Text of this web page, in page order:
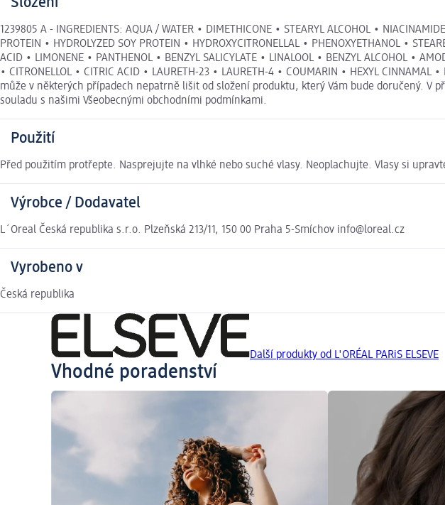
1239805 A - INGREDIENTS: AQUA / WATER • DIMETHICONE • STEARYL ALCOHOL •
PROTEIN • HYDROLYZED SOY PROTEIN • HYDROXYCITRONELLAL • PHENOXYETHANOL •
ACID • LIMONENE • PANTHENOL • BENZYL SALICYLATE • LINALOOL • BENZYL ALCOHOL •
• CITRONELLOL • CITRIC ACID • LAURETH-23 • LAURETH-4 • COUMARIN • HEXYL
může v některých případech nepatrně lišit od složení produktu, který Vám bude doručený. V
souladu s našimi Všeobecnými obchodními podmínkami.
Použití
Před použitím protřepte. Nasprejujte na vlhké nebo suché vlasy. Neoplachujte. Vlasy si
Výrobce / Dodavatel
L´Oreal Česká republika s.r.o. Plzeňská 213/11, 150 00 Praha 5-Smíchov info@loreal.cz
Vyrobeno v
Česká republika
Další produkty od L'ORÉAL PARiS ELSEVE
Vhodné poradenství